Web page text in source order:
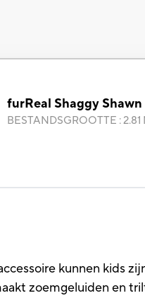
furReal Shaggy Shawn
BESTANDSGROOTTE :2.81
kunnen kids
zoemgeluiden en